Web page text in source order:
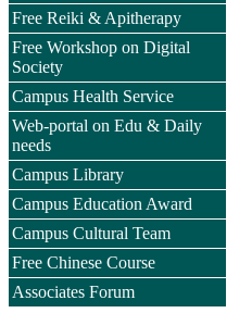
Free Reiki & Apitherapy
Free Workshop on Digital
Society
Campus Health Service
Web-portal on Edu & Daily
needs
Campus Library
Campus Education Award
Campus Cultural Team
Free Chinese Course
Associates Forum